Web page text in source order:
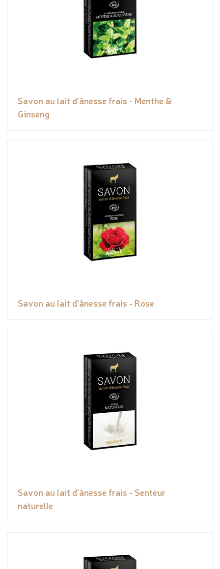
Savon au lait d'ânesse frais - Menthe &
Ginseng
Savon au lait d'ânesse frais - Rose
Savon au lait d'ânesse frais - Senteur
naturelle